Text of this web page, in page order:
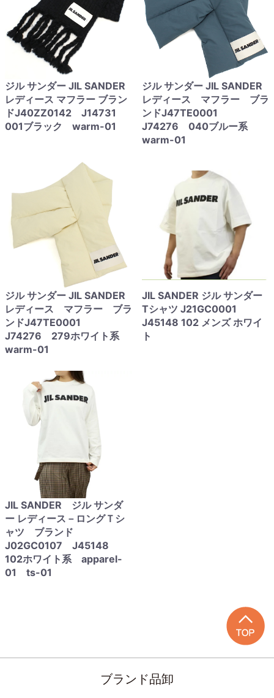
ジル サンダー JIL SANDER
レディース マフラー ブラン
ドJ40ZZ0142 J14731
001ブラック warm-01
ジル サンダー JIL SANDER
レディース マフラー ブラ
ンドJ47TE0001
J74276 040ブルー系
warm-01
ジル サンダー JIL SANDER
レディース マフラー ブラ
ンドJ47TE0001
J74276 279ホワイト系
warm-01
JIL SANDER ジル サンダー
Tシャツ J21GC0001
J45148 102 メンズ ホワイ
ト
JIL SANDER ジル サンダ
ー レディース－ロングＴシ
ャツ ブランド
J02GC0107 J45148
102ホワイト系 apparel-
01 ts-01
ブランド品卸